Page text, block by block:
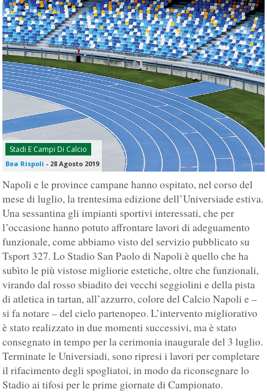
Stadi E Campi Di Calcio
Bea Rispoli - 28 Agosto 2019
Napoli e le province campane hanno ospitato, nel corso del
mese di luglio, la trentesima edizione dell’Universiade estiva.
Una sessantina gli impianti sportivi interessati, che per
l’occasione hanno potuto affrontare lavori di adeguamento
funzionale, come abbiamo visto del servizio pubblicato su
Tsport 327. Lo Stadio San Paolo di Napoli è quello che ha
subìto le più vistose migliorie estetiche, oltre che funzionali,
virando dal rosso sbiadito dei vecchi seggiolini e della pista
di atletica in tartan, all’azzurro, colore del Calcio Napoli e –
si fa notare – del cielo partenopeo. L’intervento migliorativo
è stato realizzato in due momenti successivi, ma è stato
consegnato in tempo per la cerimonia inaugurale del 3 luglio.
Terminate le Universiadi, sono ripresi i lavori per completare
il rifacimento degli spogliatoi, in modo da riconsegnare lo
Stadio ai tifosi per le prime giornate di Campionato.